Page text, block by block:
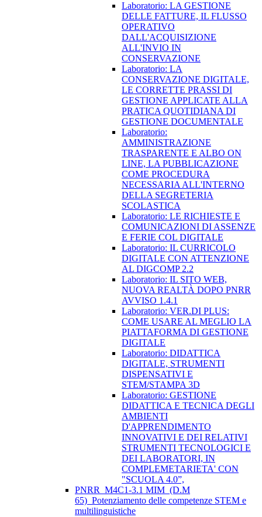
Laboratorio: LA GESTIONE
DELLE FATTURE, IL FLUSSO
OPERATIVO
DALL'ACQUISIZIONE
ALL'INVIO IN
CONSERVAZIONE
Laboratorio: LA
CONSERVAZIONE DIGITALE,
LE CORRETTE PRASSI DI
GESTIONE APPLICATE ALLA
PRATICA QUOTIDIANA DI
GESTIONE DOCUMENTALE
Laboratorio:
AMMINISTRAZIONE
TRASPARENTE E ALBO ON
LINE, LA PUBBLICAZIONE
COME PROCEDURA
NECESSARIA ALL'INTERNO
DELLA SEGRETERIA
SCOLASTICA
Laboratorio: LE RICHIESTE E
COMUNICAZIONI DI ASSENZE
E FERIE COL DIGITALE
Laboratorio: IL CURRICOLO
DIGITALE CON ATTENZIONE
AL DIGCOMP 2.2
Laboratorio: IL SITO WEB,
NUOVA REALTÀ DOPO PNRR
AVVISO 1.4.1
Laboratorio: VER.DI PLUS:
COME USARE AL MEGLIO LA
PIATTAFORMA DI GESTIONE
DIGITALE
Laboratorio: DIDATTICA
DIGITALE, STRUMENTI
DISPENSATIVI E
STEM/STAMPA 3D
Laboratorio: GESTIONE
DIDATTICA E TECNICA DEGLI
AMBIENTI
D'APPRENDIMENTO
INNOVATIVI E DEI RELATIVI
STRUMENTI TECNOLOGICI E
DEI LABORATORI, IN
COMPLEMETARIETA' CON
"SCUOLA 4.0”,
PNRR_M4C1-3.1 MIM_(D.M
65)_Potenziamento delle competenze STEM e
multilinguistiche